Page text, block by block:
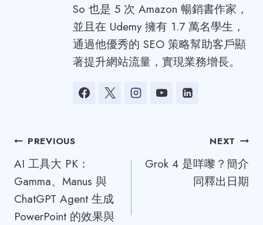
So 也是 5 次 Amazon 暢銷書作家，
並且在 Udemy 擁有 1.7 萬名學生，
通過他優秀的 SEO 策略幫助客戶顯
著提升網站流量，實現業務增長。
Post
navigation
PREVIOUS
AI 工具大 PK：
Gamma、Manus 與
ChatGPT Agent 生成
PowerPoint 的效果與
NEXT
Grok 4 是咩嚟？簡介
同釋出日期